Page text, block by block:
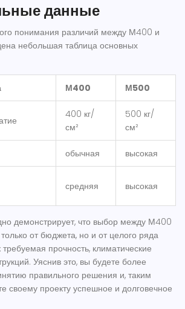
данные
понимания различий между М400 и
небольшая таблица основных
М400 М500
400 кг/
см²
500 кг/
см²
обычная высокая
средняя высокая
демонстрирует, что выбор между М400
от бюджета, но и от целого ряда
требуемая прочность, климатические
Уяснив это, вы будете более
правильного решения и, таким
своему проекту успешное и долговечное